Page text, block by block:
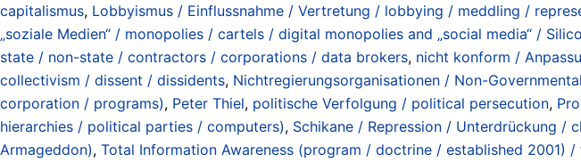
capitalismus, Lobbyismus / Einflussnahme / Vertretung / lobbying / meddling /
„soziale Medien“ / monopolies / cartels / digital monopolies and „social media“ /
state / non-state / contractors / corporations / data brokers, nicht konform /
collectivism / dissent / dissidents, Nichtregierungsorganisationen / Non-
corporation / programs), Peter Thiel, politische Verfolgung / political persecution,
hierarchies / political parties / computers), Schikane / Repression / Unterdrückung /
Armageddon), Total Information Awareness (program / doctrine / established 2001)